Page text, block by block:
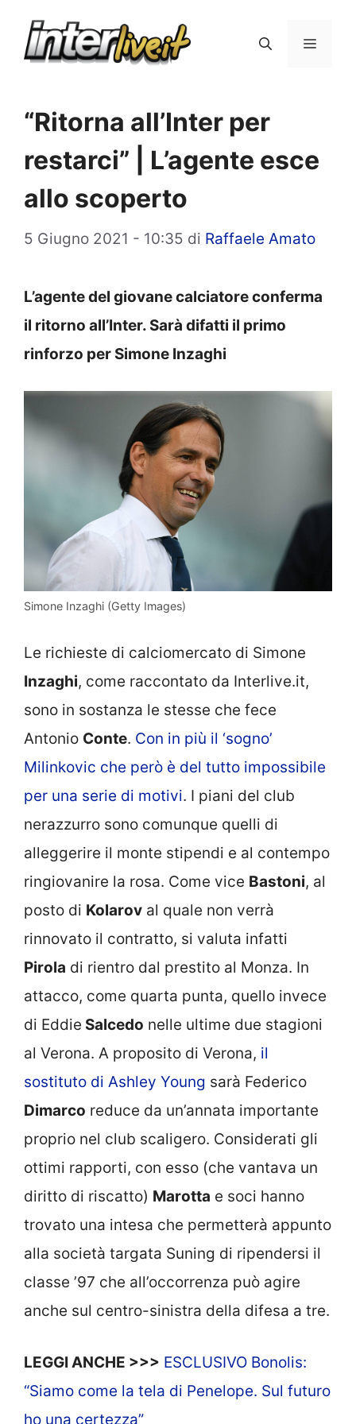
Menu
“Ritorna all’Inter per
restarci” | L’agente esce
allo scoperto
5 Giugno 2021 - 10:35 di Raffaele Amato
L’agente del giovane calciatore conferma
il ritorno all’Inter. Sarà difatti il primo
rinforzo per Simone Inzaghi
Simone Inzaghi (Getty Images)
Le richieste di calciomercato di Simone
Inzaghi, come raccontato da Interlive.it,
sono in sostanza le stesse che fece
Antonio Conte. Con in più il ‘sogno’
Milinkovic che però è del tutto impossibile
per una serie di motivi. I piani del club
nerazzurro sono comunque quelli di
alleggerire il monte stipendi e al contempo
ringiovanire la rosa. Come vice Bastoni, al
posto di Kolarov al quale non verrà
rinnovato il contratto, si valuta infatti
Pirola di rientro dal prestito al Monza. In
attacco, come quarta punta, quello invece
di Eddie Salcedo nelle ultime due stagioni
al Verona. A proposito di Verona, il
sostituto di Ashley Young sarà Federico
Dimarco reduce da un’annata importante
proprio nel club scaligero. Considerati gli
ottimi rapporti, con esso (che vantava un
diritto di riscatto) Marotta e soci hanno
trovato una intesa che permetterà appunto
alla società targata Suning di ripendersi il
classe ’97 che all’occorrenza può agire
anche sul centro-sinistra della difesa a tre.
LEGGI ANCHE >>> ESCLUSIVO Bonolis:
“Siamo come la tela di Penelope. Sul futuro
ho una certezza”